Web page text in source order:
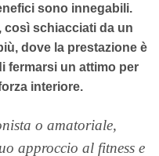
sono innegabili.
così schiacciati da un
dove la prestazione è
fermarsi un attimo per
interiore.
o amatoriale,
approccio al fitness e